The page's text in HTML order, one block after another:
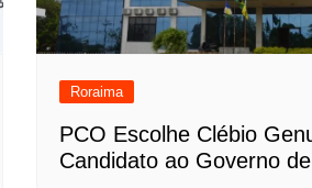
Roraima
PCO Escolhe Clébio
Candidato ao Governo